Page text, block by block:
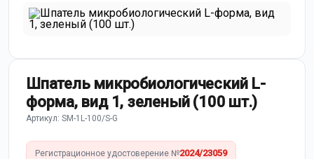
Шпатель микробиологический L-
форма, вид 1, зеленый (100 шт.)
Артикул: SM-1L-100/S-G
Регистрационное удостоверение №2024/23059